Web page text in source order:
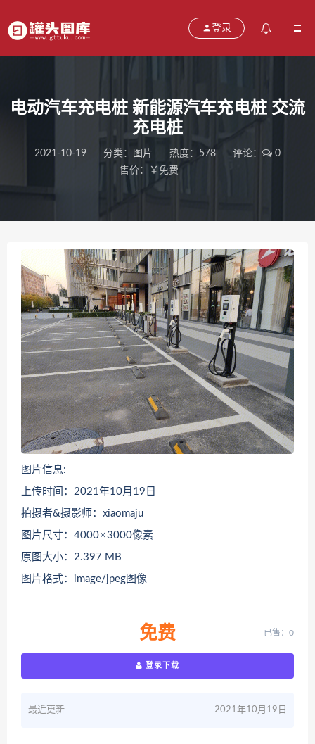
登录
电动汽车充电桩 新能源汽车充电桩 交流
充电桩
2021-10-19 分类： 图片 热度：578 评论：
0
售价：￥免费
图片信息:
上传时间：2021年10月19日
拍摄者&摄影师：xiaomaju
图片尺寸：4000 × 3000像素
原图大小：2.397 MB
图片格式：image/jpeg图像
免费 已售：0
登录下载
最近更新 2021年10月19日